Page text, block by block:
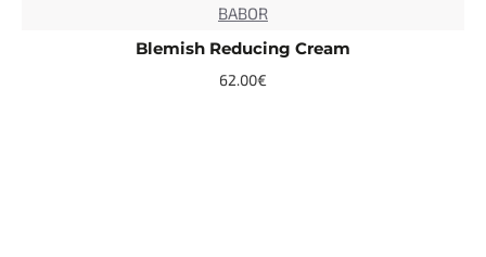
BABOR
Blemish Reducing Cream
62.00€